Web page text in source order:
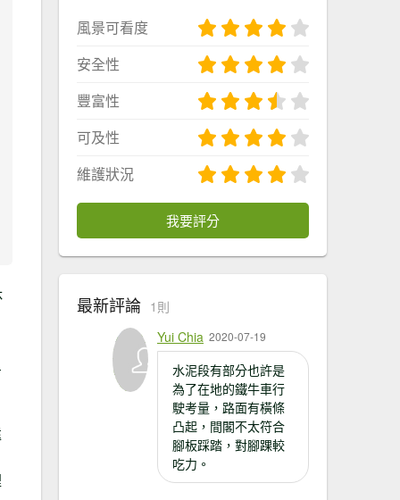
風景可看度
安全性
豐富性
可及性
維護狀況
我要評分
最新評論 1則
Yui Chia 2020-07-19
水泥段有部分也許是
為了在地的鐵牛車行
駛考量，路面有橫條
凸起，間閣不太符合
腳板踩踏，對腳踝較
吃力。